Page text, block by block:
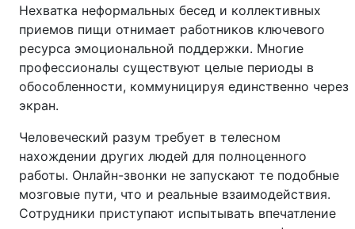
Нехватка неформальных бесед и коллективных
приемов пищи отнимает работников ключевого
ресурса эмоциональной поддержки. Многие
профессионалы существуют целые периоды в
обособленности, коммуницируя единственно через
экран.
Человеческий разум требует в телесном
нахождении других людей для полноценного
работы. Онлайн-звонки не запускают те подобные
мозговые пути, что и реальные взаимодействия.
Сотрудники приступают испытывать впечатление